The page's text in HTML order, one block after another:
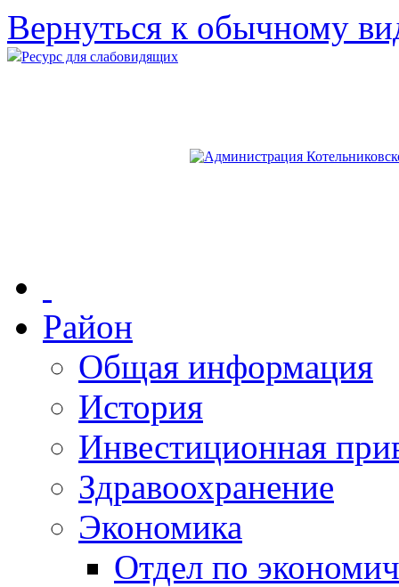
Вернуться к обычному
Ресурс для слабовидящих
Район
Общая информация
История
Инвестиционная
Здравоохранение
Экономика
Отдел по